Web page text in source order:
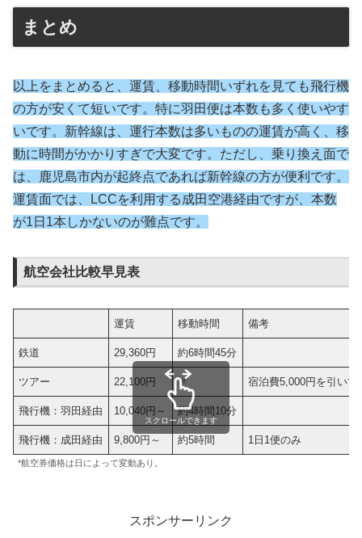
まとめ
以上をまとめると、運賃、移動時間いずれを見ても飛行機
の方が安くて短いです。特に羽田便は本数も多く使いやす
いです。新幹線は、運行本数は多いものの運賃が高く、移
動に時間がかかりすぎで大変です。ただし、乗り換え面で
は、鹿児島市内が起終点であれば新幹線の方が便利です。
運賃面では、LCCを利用する成田空港経由ですが、本数
が1日1本しかないのが難点です。
航空会社比較早見表
運賃 移動時間 備考
鉄道 29,360円 約6時間45分
ツアー 22,100円 〃 宿泊費5,000円を引い
飛行機：羽田経由 10,040円～ 約4時間10分
飛行機：成田経由 9,800円～ 約5時間 1日1便のみ
スクロールできます
*航空券価格は日によって変動あり。
スポンサーリンク